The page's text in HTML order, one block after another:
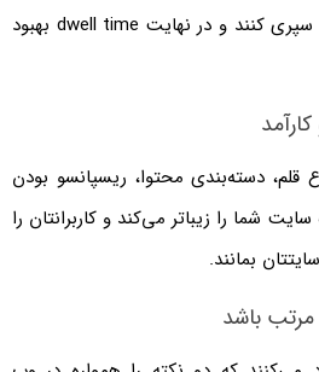
زیادی را در وب سایت شما سپری کنند و در نهایت dwell time بهبود
دسته‌بندی محتوا، ریسپانسو بودن
شما را زیباتر می‌کند و کاربرانتان را
بمانند.
باشد